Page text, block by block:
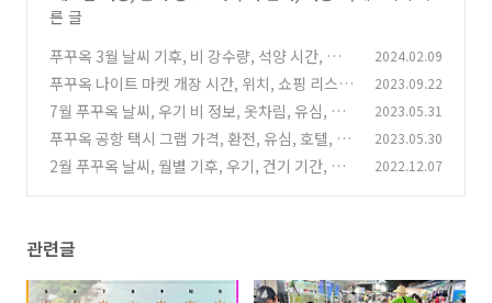
른 글
푸꾸옥 3월 날씨 기후, 비 강수량, 석양 시간, 명
소, 물 온도, 숙소, 유심 가격
(2)
2024.02.09
푸꾸옥 나이트 마켓 개장 시간, 위치, 쇼핑 리스
트, 갈만한 곳 추천, 음식 종류
(10)
2023.09.22
7월 푸꾸옥 날씨, 우기 비 정보, 옷차림, 유심, 숙
소 가격
(0)
2023.05.31
푸꾸옥 공항 택시 그랩 가격, 환전, 유심, 호텔, 시
내로 가는 교통 정보
(0)
2023.05.30
2월 푸꾸옥 날씨, 월별 기후, 우기, 건기 기간, 여
2022.12.07
관련글